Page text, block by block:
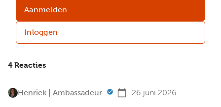
Aanmelden
Inloggen
4 Reacties
Henriek | Ambassadeur 26 juni 2026